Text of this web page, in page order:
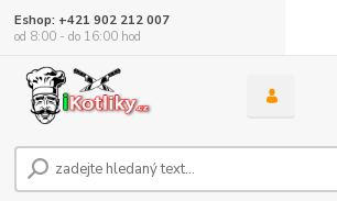
Eshop: +421 902 212 007
od 8:00 - do 16:00 hod